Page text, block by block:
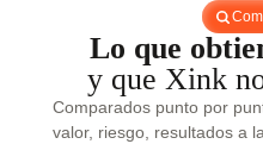
Lo que
y que Xink
Comparados punto por
valor, riesgo, resultados a